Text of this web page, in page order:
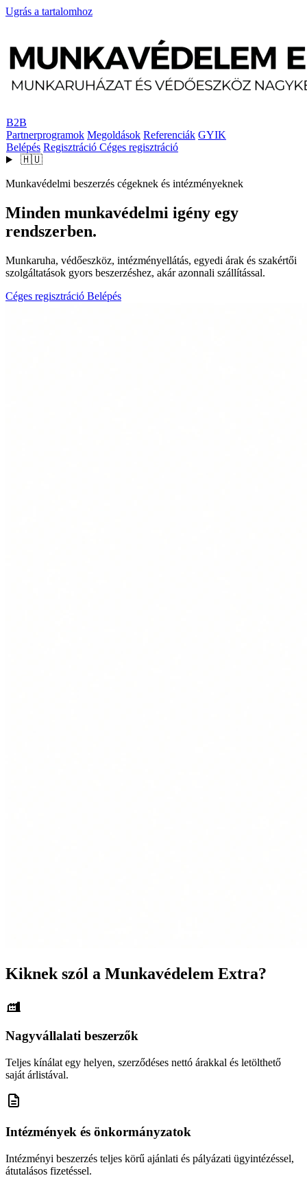
Ugrás a tartalomhoz
B2B
Partnerprogramok Megoldások Referenciák GYIK
Belépés Regisztráció Céges regisztráció
🇭🇺
Munkavédelmi beszerzés cégeknek és intézményeknek
Minden munkavédelmi igény egy
rendszerben.
Munkaruha, védőeszköz, intézményellátás, egyedi árak és szakértői
szolgáltatások gyors beszerzéshez, akár azonnali szállítással.
Céges regisztráció Belépés
Kiknek szól a Munkavédelem Extra?
Nagyvállalati beszerzők
Teljes kínálat egy helyen, szerződéses nettó árakkal és letölthető
saját árlistával.
Intézmények és önkormányzatok
Intézményi beszerzés teljes körű ajánlati és pályázati ügyintézéssel,
átutalásos fizetéssel.